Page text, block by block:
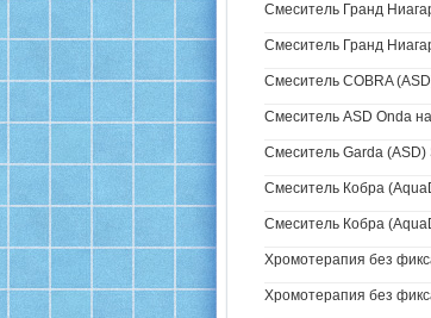
Смеситель Гранд
Смеситель Гранд
Смеситель COBRA
Смеситель ASD Onda
Смеситель Garda (ASD)
Смеситель Кобра
Смеситель Кобра
Хромотерапия без
Хромотерапия без